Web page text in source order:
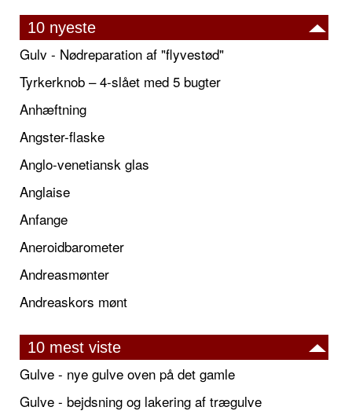
10 nyeste
Gulv - Nødreparation af "flyvestød"
Tyrkerknob – 4-slået med 5 bugter
Anhæftning
Angster-flaske
Anglo-venetiansk glas
Anglaise
Anfange
Aneroidbarometer
Andreasmønter
Andreaskors mønt
10 mest viste
Gulve - nye gulve oven på det gamle
Gulve - bejdsning og lakering af trægulve